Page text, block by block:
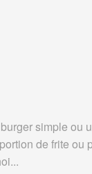
simple ou
de frite ou